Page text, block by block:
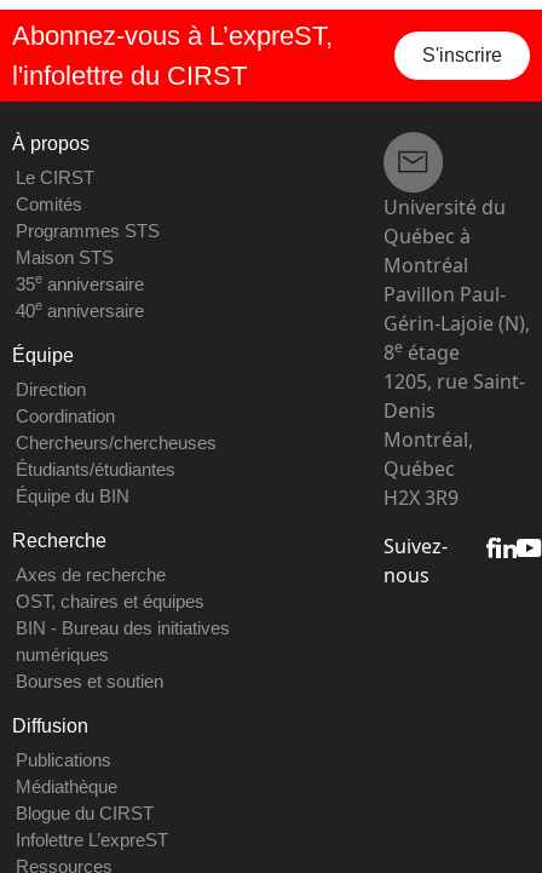
Abonnez-vous à L’expreST,
l'infolettre du CIRST
S'inscrire
À propos
Le CIRST
Comités
Programmes STS
Maison STS
35eanniversaire
40eanniversaire
Équipe
Direction
Coordination
Chercheurs/chercheuses
Étudiants/étudiantes
Équipe du BIN
Recherche
Axes de recherche
OST, chaires et équipes
BIN - Bureau des initiatives
numériques
Bourses et soutien
Diffusion
Publications
Médiathèque
Blogue du CIRST
Infolettre L’expreST
Ressources
Université du
Québec à
Montréal
Pavillon Paul-
Gérin-Lajoie (N),
8e étage
1205, rue Saint-
Denis
Montréal,
Québec
H2X 3R9
Suivez-
nous